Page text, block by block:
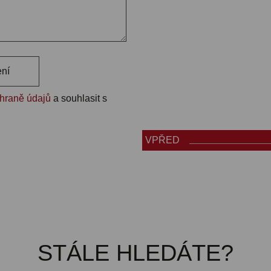
údajů a souhlasit s
VPŘED
STÁLE HLEDÁTE?